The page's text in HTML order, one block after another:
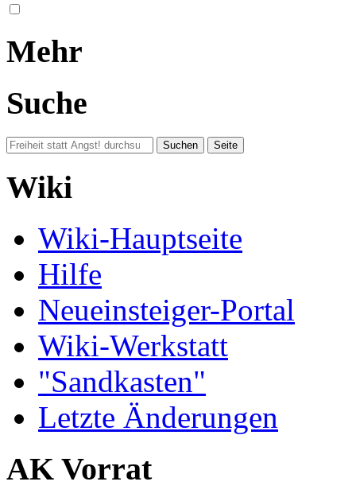
Mehr
Suche
Wiki
Wiki-Hauptseite
Hilfe
Neueinsteiger-Portal
Wiki-Werkstatt
"Sandkasten"
Letzte Änderungen
AK Vorrat